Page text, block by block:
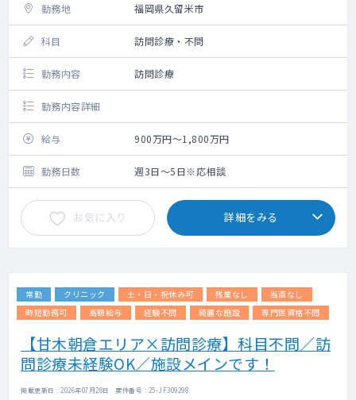
勤務地 福岡県久留米市
科目 訪問診療・不問
勤務内容 訪問診療
勤務内容詳細
給与 900万円～1,800万円
勤務日数 週3日～5日※応相談
お気に入り 詳細をみる
常勤 クリニック 土・日・祝休み可 残業なし
当直なし
時短勤務可
高額給与 経験不問 綺麗な施設 専門医資格不問
【甘木朝倉エリア×訪問診療】科目不問／訪
問診療未経験OK／施設メインです！
掲載更新日 : 2026年07月28日 案件番号 : 25-JF309298